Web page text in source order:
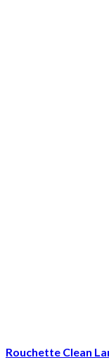
Rouchette Clean